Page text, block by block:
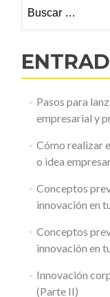
Pasos para
empresarial y
Cómo realizar
o idea
Conceptos
innovación en
Conceptos
innovación en
Innovación
(Parte II)